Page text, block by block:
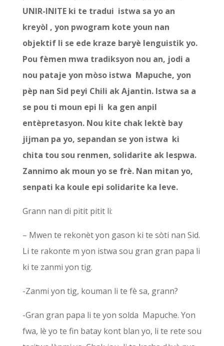
UNIR-INITE ki te tradui istwa sa yo an
kreyòl , yon pwogram kote youn nan
objektif li se ede kraze baryè lenguistik yo.
Pou fèmen mwa tradiksyon nou an, jodi a
nou pataje yon mòso istwa Mapuche, yon
pèp nan Sid peyi Chili ak Ajantin. Istwa sa a
se pou ti moun epi li ka gen anpil
entèpretasyon. Nou kite chak lektè bay
jijman pa yo, sepandan se yon istwa ki
chita tou sou renmen, solidarite ak lespwa.
Zannimo ak moun yo se frè. Nan mitan yo,
senpati ka koule epi solidarite ka leve.
Grann nan di pitit pitit li:
– Mwen te rekonèt yon gason ki te sòti nan Sid.
Li te rakonte m yon istwa sou gran gran papa li
ki te zanmi yon tig.
-Zanmi yon tig, kouman li te fè sa, grann?
-Gran gran papa li te yon solda Mapuche. Yon
fwa, lè yo te fin batay kont blan yo, li te rete sou